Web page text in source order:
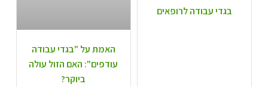
בגדי עבודה לרופאים
האמת על "בגדי עבודה
עודפים": האם הזול עולה
ביוקר?